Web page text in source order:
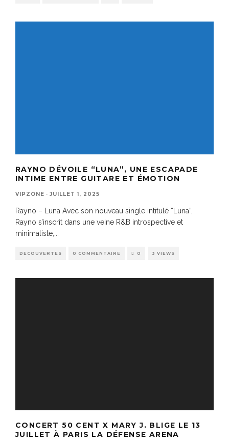
RAYNO DÉVOILE “LUNA”, UNE ESCAPADE
INTIME ENTRE GUITARE ET ÉMOTION
VIPZONE · JUILLET 1, 2025
Rayno – Luna Avec son nouveau single intitulé “Luna”,
Rayno s’inscrit dans une veine R&B introspective et
minimaliste,
DÉCOUVERTES 0 COMMENTAIRE 0 3 VIEWS
CONCERT 50 CENT X MARY J. BLIGE LE 13
JUILLET À PARIS LA DÉFENSE ARENA